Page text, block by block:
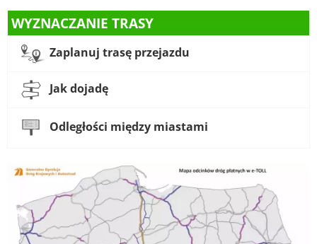
WYZNACZANIE TRASY
Zaplanuj trasę przejazdu
Jak dojadę
Odległości między miastami